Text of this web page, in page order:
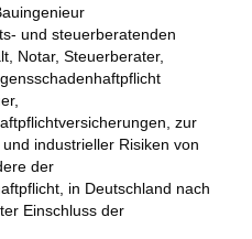
und steuerberatenden
Notar, Steuerberater,
zur
industrieller Risiken von
der
in Deutschland nach
Einschluss der